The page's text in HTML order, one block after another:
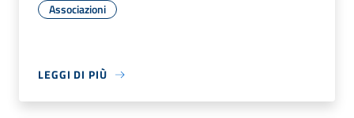
Associazioni
LEGGI DI PIÙ